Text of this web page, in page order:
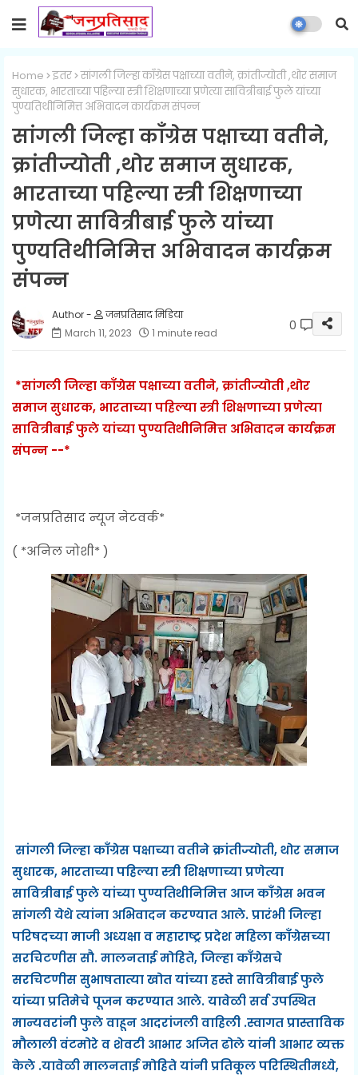
Home इतर सांगली जिल्हा काँग्रेस पक्षाच्या वतीने, क्रांतीज्योती ,थोर समाज
सुधारक, भारताच्या पहिल्या स्त्री शिक्षणाच्या प्रणेत्या सावित्रीबाई फुले यांच्या
पुण्यतिथीनिमित्त अभिवादन कार्यक्रम संपन्न
सांगली जिल्हा काँग्रेस पक्षाच्या वतीने,
क्रांतीज्योती ,थोर समाज सुधारक,
भारताच्या पहिल्या स्त्री शिक्षणाच्या
प्रणेत्या सावित्रीबाई फुले यांच्या
पुण्यतिथीनिमित्त अभिवादन कार्यक्रम
संपन्न
जनप्रतिसाद मिडिया
March 11, 2023
1 minute read 0
*सांगली जिल्हा काँग्रेस पक्षाच्या वतीने, क्रांतीज्योती ,थोर
समाज सुधारक, भारताच्या पहिल्या स्त्री शिक्षणाच्या प्रणेत्या
सावित्रीबाई फुले यांच्या पुण्यतिथीनिमित्त अभिवादन कार्यक्रम
संपन्न --*
*जनप्रतिसाद न्यूज नेटवर्क*
( *अनिल जोशी* )
सांगली जिल्हा काँग्रेस पक्षाच्या वतीने क्रांतीज्योती, थोर समाज
सुधारक, भारताच्या पहिल्या स्त्री शिक्षणाच्या प्रणेत्या
सावित्रीबाई फुले यांच्या पुण्यतिथीनिमित्त आज काँग्रेस भवन
सांगली येथे त्यांना अभिवादन करण्यात आले. प्रारंभी जिल्हा
परिषदच्या माजी अध्यक्षा व महाराष्ट्र प्रदेश महिला काँग्रेसच्या
सरचिटणीस सौ. मालनताई मोहिते, जिल्हा काँग्रेसचे
सरचिटणीस सुभाषतात्या खोत यांच्या हस्ते सावित्रीबाई फुले
यांच्या प्रतिमेचे पूजन करण्यात आले. यावेळी सर्व उपस्थित
मान्यवरांनी फुले वाहून आदरांजली वाहिली .स्वागत प्रास्ताविक
मौलाली वंटमोरे व शेवटी आभार अजित ढोले यांनी आभार व्यक्त
केले .यावेळी मालनताई मोहिते यांनी प्रतिकूल परिस्थितीमध्ये,